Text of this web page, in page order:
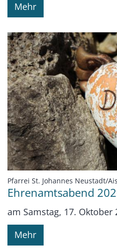
Mehr
Pfarrei St. Johannes Neustadt/
Ehrenamtsabend
am Samstag, 17. Oktober
Mehr